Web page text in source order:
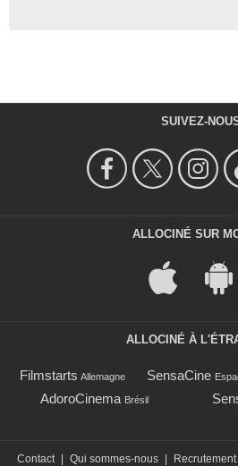
SUIVEZ-
ALLOCINÉ SUR
ALLOCINÉ À
Filmstarts Allemagne SensaCine
AdoroCinema Brésil
Contact | Qui sommes-nous | Recrutement